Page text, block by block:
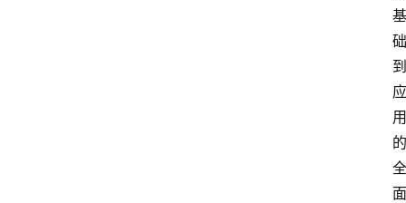
基
础
到
应
用
的
全
面